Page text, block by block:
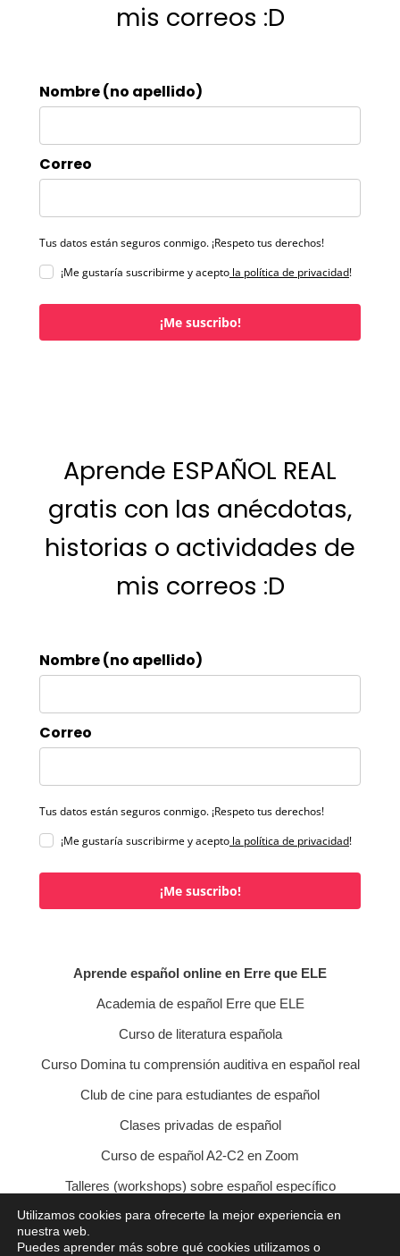
mis correos :D
Nombre (no apellido)
Correo
Tus datos están seguros conmigo. ¡Respeto tus derechos!
¡Me gustaría suscribirme y acepto la política de privacidad!
¡Me suscribo!
Aprende ESPAÑOL REAL
gratis con las anécdotas,
historias o actividades de
mis correos :D
Nombre (no apellido)
Correo
Tus datos están seguros conmigo. ¡Respeto tus derechos!
¡Me gustaría suscribirme y acepto la política de privacidad!
¡Me suscribo!
Aprende español online en Erre que ELE
Academia de español Erre que ELE
Curso de literatura española
Curso Domina tu comprensión auditiva en español real
Club de cine para estudiantes de español
Clases privadas de español
Curso de español A2-C2 en Zoom
Talleres (workshops) sobre español específico
Curso de conversación veraniego
Política de privacidad Política de cookies
Utilizamos cookies para ofrecerte la mejor experiencia en
nuestra web.
Puedes aprender más sobre qué cookies utilizamos o